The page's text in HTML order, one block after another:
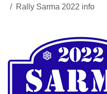
Rally Sarma 2022 info